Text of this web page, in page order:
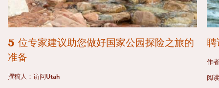
5 位专家建议助您做好国家公园探险之旅的
准备
撰稿人：访问Utah
作
阅